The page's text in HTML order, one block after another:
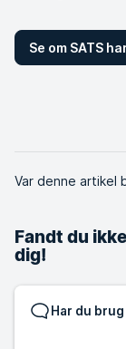
Se om SATS
Var denne artikel
Fandt du
dig!
Har du